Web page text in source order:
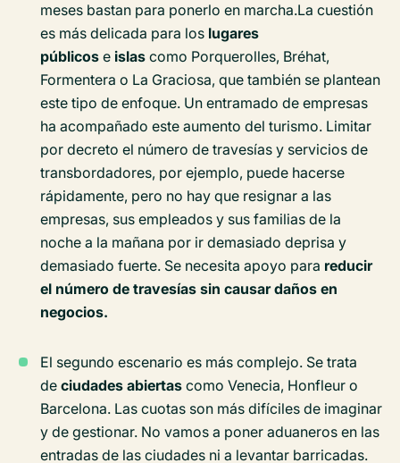
meses bastan para ponerlo en marcha.La cuestión
es más delicada para los lugares
públicos e islas como Porquerolles, Bréhat,
Formentera o La Graciosa, que también se plantean
este tipo de enfoque. Un entramado de empresas
ha acompañado este aumento del turismo. Limitar
por decreto el número de travesías y servicios de
transbordadores, por ejemplo, puede hacerse
rápidamente, pero no hay que resignar a las
empresas, sus empleados y sus familias de la
noche a la mañana por ir demasiado deprisa y
demasiado fuerte. Se necesita apoyo para reducir
el número de travesías sin causar daños en
negocios.
El segundo escenario es más complejo. Se trata
de ciudades abiertas como Venecia, Honfleur o
Barcelona. Las cuotas son más difíciles de imaginar
y de gestionar. No vamos a poner aduaneros en las
entradas de las ciudades ni a levantar barricadas.